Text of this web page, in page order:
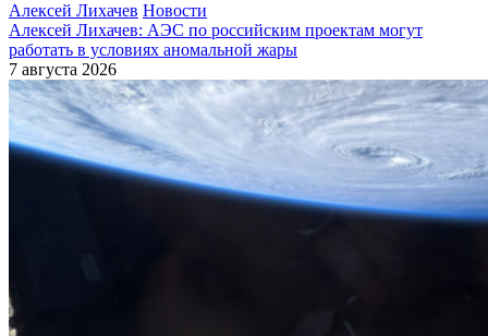
Алексей Лихачев Новости
Алексей Лихачев: АЭС по российским проектам могут
работать в условиях аномальной жары
7 августа 2026